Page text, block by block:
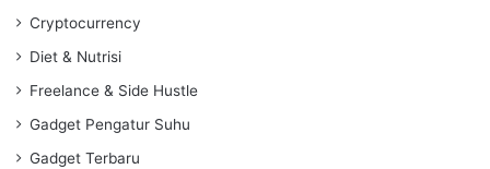
Cryptocurrency
Diet & Nutrisi
Freelance & Side Hustle
Gadget Pengatur Suhu
Gadget Terbaru